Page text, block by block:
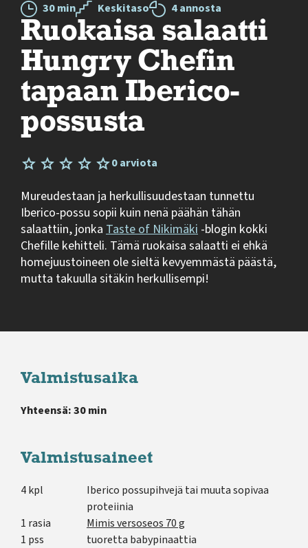
30 min Keskitaso 4 annosta
Ruokaisa salaatti
Hungry Chefin
tapaan Iberico-
possusta
0 arviota
Mureudestaan ja herkullisuudestaan tunnettu
Iberico-possu sopii kuin nenä päähän tähän
salaattiin, jonka Taste of Nikimäki -blogin kokki
Chefille kehitteli. Tämä ruokaisa salaatti ei ehkä
homejuustoineen ole sieltä kevyemmästä päästä,
mutta takuulla sitäkin herkullisempi!
Valmistusaika
Yhteensä: 30 min
Valmistusaineet
4 kpl
Iberico possupihvejä tai muuta sopivaa
proteiinia
1 rasia
Mimis versoseos 70 g
1 pss
tuoretta babypinaattia